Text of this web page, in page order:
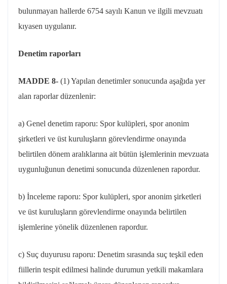
bulunmayan hallerde 6754 sayılı Kanun ve ilgili mevzuatı
kıyasen uygulanır.
Denetim raporları
MADDE 8- (1) Yapılan denetimler sonucunda aşağıda yer
alan raporlar düzenlenir:
a) Genel denetim raporu: Spor kulüpleri, spor anonim
şirketleri ve üst kuruluşların görevlendirme onayında
belirtilen dönem aralıklarına ait bütün işlemlerinin mevzuata
uygunluğunun denetimi sonucunda düzenlenen rapordur.
b) İnceleme raporu: Spor kulüpleri, spor anonim şirketleri
ve üst kuruluşların görevlendirme onayında belirtilen
işlemlerine yönelik düzenlenen rapordur.
c) Suç duyurusu raporu: Denetim sırasında suç teşkil eden
fiillerin tespit edilmesi halinde durumun yetkili makamlara